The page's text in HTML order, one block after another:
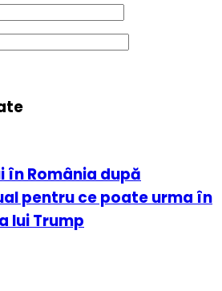
România după
pentru ce poate urma în
lui Trump